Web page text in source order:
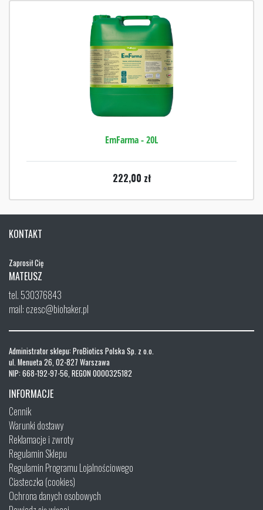
EmFarma - 20L
222,00 zł
KONTAKT
Zaprosił Cię
MATEUSZ
tel. 530376843
mail: czesc@biohaker.pl
Administrator sklepu: ProBiotics Polska Sp. z o.o.
ul. Menueta 26, 02-827 Warszawa
NIP: 668-192-97-56, REGON 0000325182
INFORMACJE
Cennik
Warunki dostawy
Reklamacje i zwroty
Regulamin Sklepu
Regulamin Programu Lojalnościowego
Ciasteczka (cookies)
Ochrona danych osobowych